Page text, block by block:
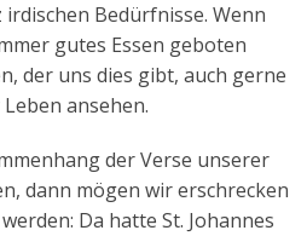
Bedürfnisse. Wenn
gutes Essen geboten
der uns dies gibt, auch gerne
ansehen.
der Verse unserer
dann mögen wir erschrecken
Da hatte St. Johannes